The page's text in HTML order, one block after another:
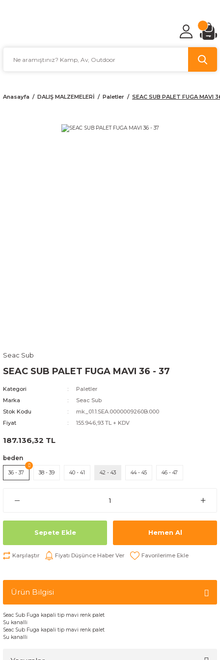
Anasayfa DALIŞ MALZEMELERİ Paletler SEAC SUB PALET FUGA MAVI
Seac Sub
SEAC SUB PALET FUGA MAVI 36 - 37
Kategori
Paletler
Marka
Seac Sub
Stok Kodu
mk_01.1.SEA.0000009260B.000
Fiyat
155.946,93 TL + KDV
187.136,32 TL
beden
36 - 37 38 - 39 40 - 41 42 - 43 44 - 45 46 - 47
Sepete Ekle Hemen Al
Karşılaştır Fiyatı Düşünce Haber Ver
Ürün Bilgisi
Seac Sub Fuga kapali tip mavi renk palet
Su kanalli
Seac Sub Fuga kapali tip mavi renk palet
Su kanalli